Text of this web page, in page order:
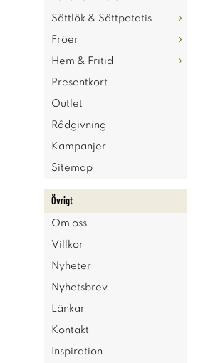
Sättlök & Sättpotatis
Fröer
Hem & Fritid
Presentkort
Outlet
Rådgivning
Kampanjer
Sitemap
Övrigt
Om oss
Villkor
Nyheter
Nyhetsbrev
Länkar
Kontakt
Inspiration